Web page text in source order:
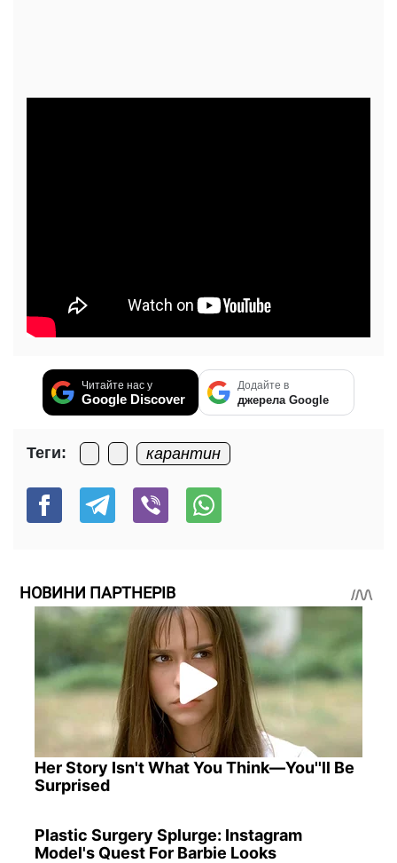
Читайте нас у
Google Discover
Додайте в
джерела Google
Теги: карантин
НОВИНИ ПАРТНЕРІВ
Her Story Isn't What You Think—You''ll Be
Surprised
Plastic Surgery Splurge: Instagram
Model's Quest For Barbie Looks